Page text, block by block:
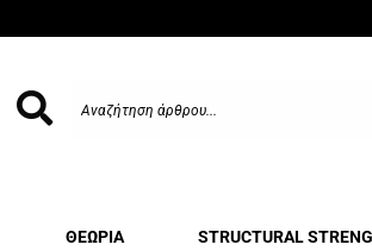
ΘΕΩΡΙΑ STRUCTURAL